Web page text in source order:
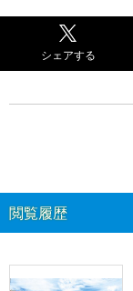
シェアする
閲覧履歴